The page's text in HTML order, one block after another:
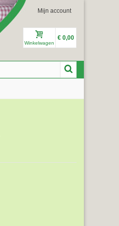
Mijn account
Winkelwagen
€ 0,00